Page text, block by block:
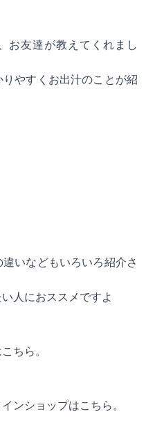
お友達が教えてくれまし
やすくお出汁のことが紹
いなどもいろいろ紹介さ
人におススメですよ
ちら。
ンショップはこちら。